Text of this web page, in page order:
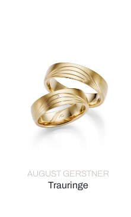
AUGUST GERSTNER
Trauringe
August Gerstner Trauringe,